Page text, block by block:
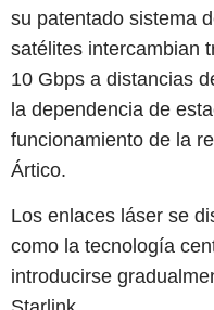
su patentado sistema
satélites intercambian
10 Gbps a distancias
la dependencia de
funcionamiento de la
Ártico.
Los enlaces láser se
como la tecnología
introducirse